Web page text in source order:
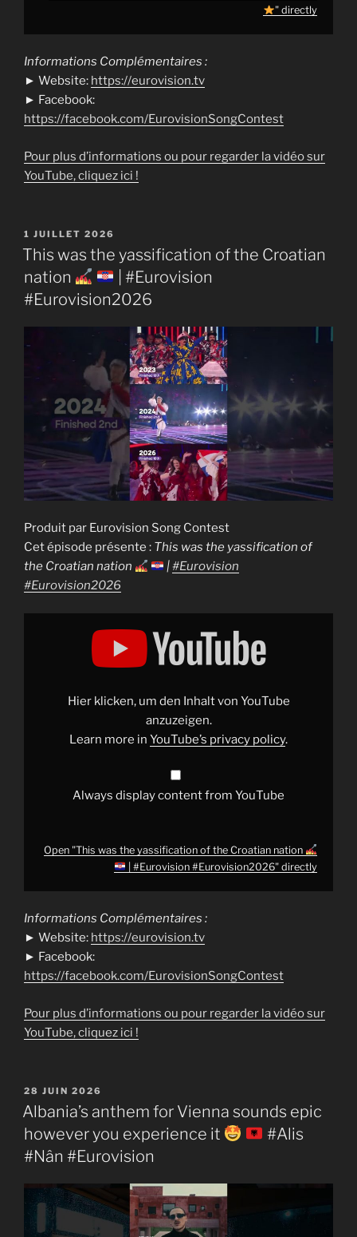
" directly
Informations Complémentaires :
► Website: https://eurovision.tv
► Facebook:
https://facebook.com/EurovisionSongContest
Pour plus d’informations ou pour regarder la vidéo sur
YouTube, cliquez ici !
PUBLIÉ
LE
1 JUILLET 2026
This was the yassification of the Croatian
nation
| #Eurovision
#Eurovision2026
Produit par Eurovision Song Contest
Cet épisode présente : This was the yassification of
the Croatian nation
|#Eurovision
#Eurovision2026
Display
CroatianHier klicken, um den Inhalt von YouTube
anzuzeigen.
Learn more in YouTube’s privacy policy.
Always display content from YouTube
Open "This was the yassification of the Croatian nation
| #Eurovision #Eurovision2026" directly
Informations Complémentaires :
► Website: https://eurovision.tv
► Facebook:
https://facebook.com/EurovisionSongContest
Pour plus d’informations ou pour regarder la vidéo sur
YouTube, cliquez ici !
PUBLIÉ
LE
28 JUIN 2026
Albania’s anthem for Vienna sounds epic
however you experience it
#Alis
#Nân #Eurovision